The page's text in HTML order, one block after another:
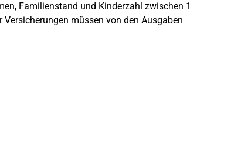
Familienstand und Kinderzahl zwischen 1
müssen von den Ausgaben